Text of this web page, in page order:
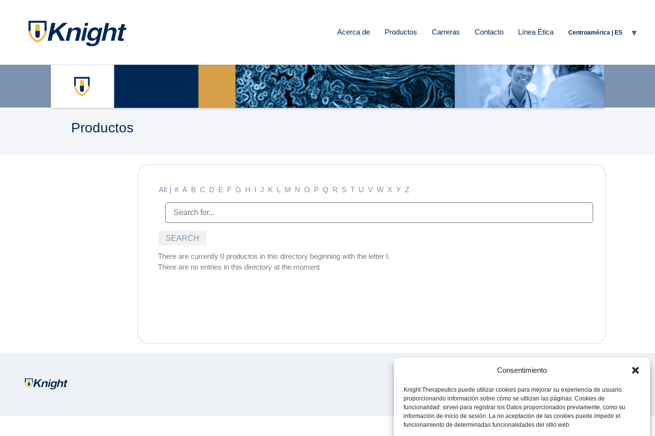
Consentimiento
Knight Therapeutics puede utilizar cookies para mejorar su experiencia de usuario
proporcionando información sobre cómo se utilizan las páginas. Cookies de
funcionalidad: sirven para registrar los Datos proporcionados previamente, como su
información de inicio de sesión. La no aceptación de las cookies puede impedir el
funcionamiento de determinadas funcionalidades del sitio web.
Acerca de Productos Carreras Contacto Línea Ética Centroamérica | ES
Productos
All | # A B C D E F G H I J K L M N O P Q R S T U V W X Y Z
There are currently 0 productos in this directory beginning with the letter I.
There are no entries in this directory at the moment
Knight Therapeutics Inc.
Línea ética
Código de Conducta y Ética Empresarial